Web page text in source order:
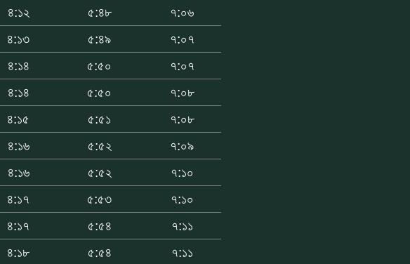
৪:১২ ৫:৪৮
৭:০৬
৪:১৩ ৫:৪৯
৭:০৭
৪:১৪ ৫:৫০
৭:০৭
৪:১৪ ৫:৫০
৭:০৮
৪:১৫ ৫:৫১
৭:০৮
৪:১৬ ৫:৫২
৭:০৯
৪:১৬ ৫:৫২
৭:১০
৪:১৭ ৫:৫৩
৭:১০
৪:১৭ ৫:৫৪
৭:১১
৪:১৮ ৫:৫৪
৭:১১